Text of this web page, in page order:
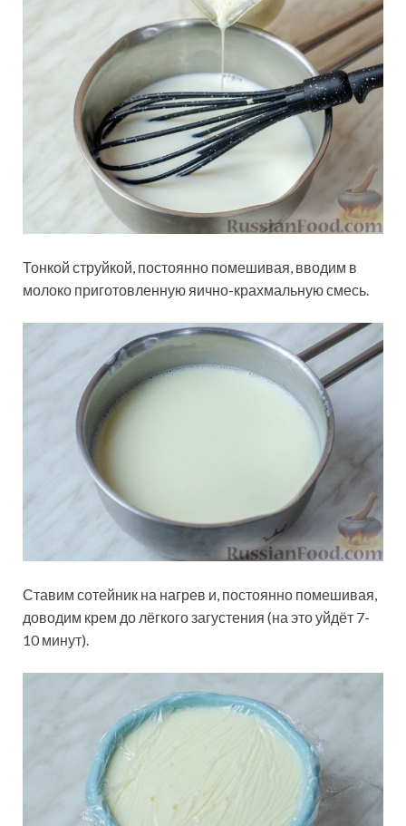
Тонкой струйкой, постоянно помешивая, вводим в
молоко приготовленную яично-крахмальную смесь.
Ставим сотейник на нагрев и, постоянно помешивая,
доводим крем до лёгкого загустения (на это уйдёт 7-
10 минут).